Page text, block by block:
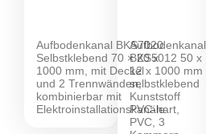
Aufbodenkanal BKS7020
Selbstklebend 70 × 20 x
1000 mm, mit Deckel
und 2 Trennwänden,
kombinierbar mit
Elektroinstallationskanäle
Aufbodenkanal
BKS5012 50 x
12 x 1000 mm
selbstklebend
Kunststoff
PVC-hart,
PVC, 3